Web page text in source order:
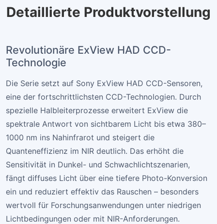
Detaillierte Produktvorstellung
Revolutionäre ExView HAD CCD-
Technologie
Die Serie setzt auf Sony ExView HAD CCD-Sensoren,
eine der fortschrittlichsten CCD-Technologien. Durch
spezielle Halbleiterprozesse erweitert ExView die
spektrale Antwort von sichtbarem Licht bis etwa 380–
1000 nm ins Nahinfrarot und steigert die
Quanteneffizienz im NIR deutlich. Das erhöht die
Sensitivität in Dunkel- und Schwachlichtszenarien,
fängt diffuses Licht über eine tiefere Photo-Konversion
ein und reduziert effektiv das Rauschen – besonders
wertvoll für Forschungsanwendungen unter niedrigen
Lichtbedingungen oder mit NIR-Anforderungen.